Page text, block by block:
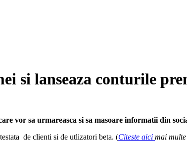
si lanseaza conturile
vor sa urmareasca si sa masoare informatii din
de clienti si de utlizatori beta. (Citeste aici mai